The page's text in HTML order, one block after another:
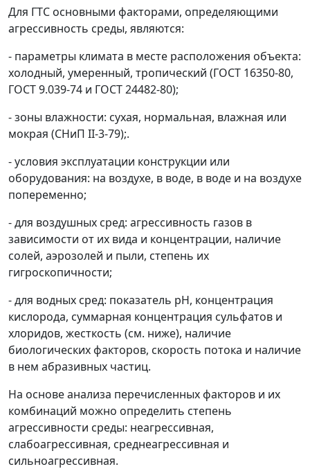
Для ГТС основными факторами, определяющими
агрессивность среды, являются:
- параметры климата в месте расположения объекта:
холодный, умеренный, тропический (ГОСТ 16350-80,
ГОСТ 9.039-74 и ГОСТ 24482-80);
- зоны влажности: сухая, нормальная, влажная или
мокрая (СНиП II-3-79);.
- условия эксплуатации конструкции или
оборудования: на воздухе, в воде, в воде и на воздухе
попеременно;
- для воздушных сред: агрессивность газов в
зависимости от их вида и концентрации, наличие
солей, аэрозолей и пыли, степень их
гигроскопичности;
- для водных сред: показатель рН, концентрация
кислорода, суммарная концентрация сульфатов и
хлоридов, жесткость (см. ниже), наличие
биологических факторов, скорость потока и наличие
в нем абразивных частиц.
На основе анализа перечисленных факторов и их
комбинаций можно определить степень
агрессивности среды: неагрессивная,
слабоагрессивная, среднеагрессивная и
сильноагрессивная.